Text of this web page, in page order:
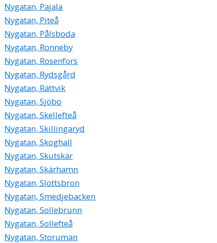
Nygatan, Pajala
Nygatan, Piteå
Nygatan, Pålsboda
Nygatan, Ronneby
Nygatan, Rosenfors
Nygatan, Rydsgård
Nygatan, Rättvik
Nygatan, Sjöbo
Nygatan, Skellefteå
Nygatan, Skillingaryd
Nygatan, Skoghall
Nygatan, Skutskär
Nygatan, Skärhamn
Nygatan, Slottsbron
Nygatan, Smedjebacken
Nygatan, Sollebrunn
Nygatan, Sollefteå
Nygatan, Storuman